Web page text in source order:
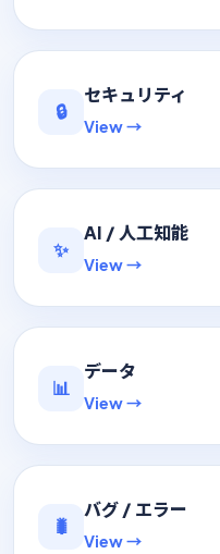
🔒
セキュリティ
View →
✨
AI / 人工知能
View →
📊
データ
View →
🐛
バグ / エラー
View →